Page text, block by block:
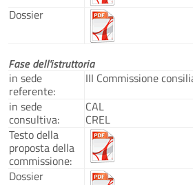
Dossier
Fase dell'istruttoria
in sede
referente:
III Commissione
in sede
consultiva:
CAL
CREL
Testo della
proposta della
commissione:
Dossier